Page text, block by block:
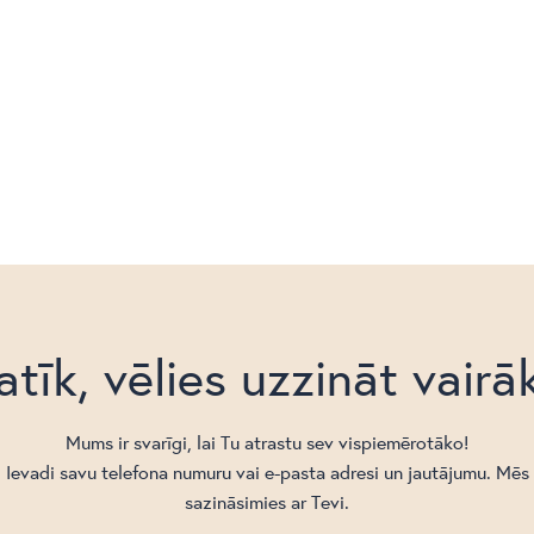
vēlies uzzināt
Mums ir svarīgi, lai Tu atrastu sev vispiemērotāko!
Ievadi savu telefona numuru vai e-pasta adresi un jautājumu. Mēs
sazināsimies ar Tevi.